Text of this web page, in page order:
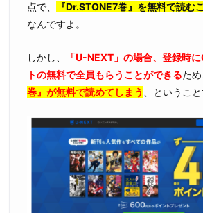
点で、
『Dr.STONE7巻』を無料で読む
なんですよ。
しかし、
「U-NEXT」の場合、登録時
トの無料で全員もらうことができるため
巻』が無料で読めてしまう
、ということ